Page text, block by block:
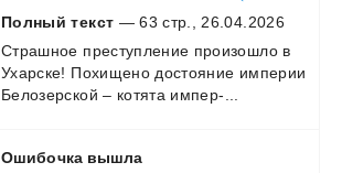
Полный текст — 63 стр., 26.04.2026
Страшное преступление произошло в
Ухарске! Похищено достояние империи
Белозерской – котята импер-...
Ошибочка вышла